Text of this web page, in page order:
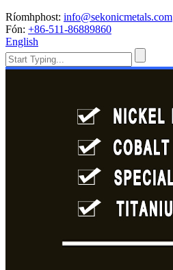
Ríomhphost: info@sekonicmetals.com
Fón: +86-511-86889860
English